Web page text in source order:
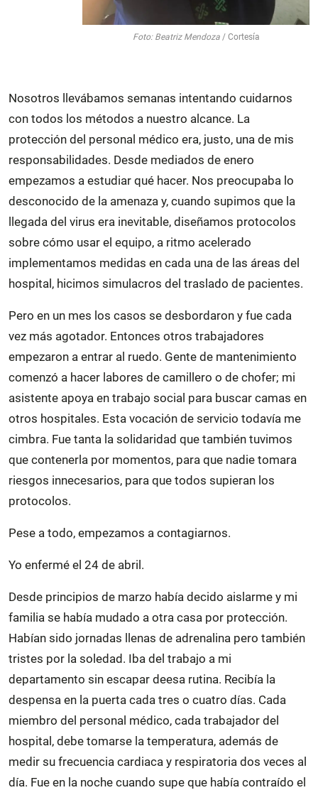
Foto: Beatriz Mendoza/ Cortesía
Nosotros llevábamos semanas intentando cuidarnos
con todos los métodos a nuestro alcance. La
protección del personal médico era, justo, una de mis
responsabilidades. Desde mediados de enero
empezamos a estudiar qué hacer. Nos preocupaba lo
desconocido de la amenaza y, cuando supimos que la
llegada del virus era inevitable, diseñamos protocolos
sobre cómo usar el equipo, a ritmo acelerado
implementamos medidas en cada una de las áreas del
hospital, hicimos simulacros del traslado de pacientes.
Pero en un mes los casos se desbordaron y fue cada
vez más agotador. Entonces otros trabajadores
empezaron a entrar al ruedo. Gente de mantenimiento
comenzó a hacer labores de camillero o de chofer; mi
asistente apoya en trabajo social para buscar camas en
otros hospitales. Esta vocación de servicio todavía me
cimbra. Fue tanta la solidaridad que también tuvimos
que contenerla por momentos, para que nadie tomara
riesgos innecesarios, para que todos supieran los
protocolos.
Pese a todo, empezamos a contagiarnos.
Yo enfermé el 24 de abril.
Desde principios de marzo había decido aislarme y mi
familia se había mudado a otra casa por protección.
Habían sido jornadas llenas de adrenalina pero también
tristes por la soledad. Iba del trabajo a mi
departamento sin escapar deesa rutina. Recibía la
despensa en la puerta cada tres o cuatro días. Cada
miembro del personal médico, cada trabajador del
hospital, debe tomarse la temperatura, además de
medir su frecuencia cardiaca y respiratoria dos veces al
día. Fue en la noche cuando supe que había contraído el